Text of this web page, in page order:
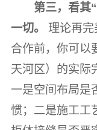
第三，看
一切。
理论再完
合作前，你可以
天河区）的实际
一是空间布局是
惯；二是施工工